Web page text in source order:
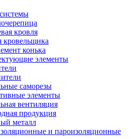
кровля
кровельщика
конька
элементы
саморезы
элементы
вентиляция
продукция
металл
и пароизоляционные